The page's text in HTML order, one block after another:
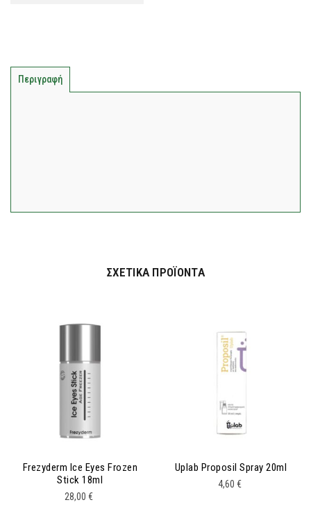
Περιγραφή
ΣΧΕΤΙΚΆ ΠΡΟΪΌΝΤΑ
Frezyderm Ice Eyes Frozen
Stick 18ml
28,00€
Uplab Proposil Spray 20ml
4,60€